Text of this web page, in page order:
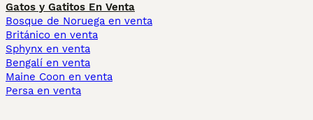
Gatos y Gatitos En Venta
Bosque de Noruega en venta
Británico en venta
Sphynx en venta
Bengalí en venta
Maine Coon en venta
Persa en venta